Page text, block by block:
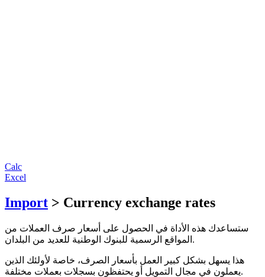
Calc
Excel
Import > Currency exchange rates
ستساعدك هذه الأداة في الحصول على أسعار صرف العملات من
المواقع الرسمية للبنوك الوطنية للعديد من البلدان.
هذا يسهل بشكل كبير العمل بأسعار الصرف، خاصة لأولئك الذين
يعملون في مجال التمويل أو يحتفظون بسجلات بعملات مختلفة.